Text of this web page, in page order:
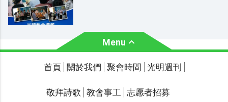
Menu
關於我們 聚會時間
首頁 關於我們 聚會時間 光明週刊
敬拜詩歌 教會事工 志愿者招募